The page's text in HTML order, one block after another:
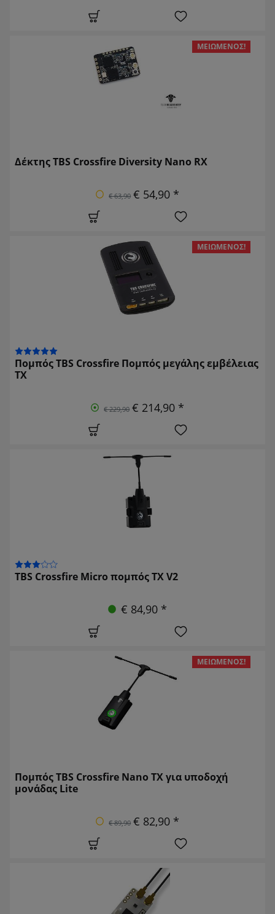
ΜΕΙΩΜΈΝΟΣ!
Δέκτης TBS Crossfire Diversity Nano RX
€ 63,90 € 54,90 *
ΜΕΙΩΜΈΝΟΣ!
Πομπός TBS Crossfire Πομπός μεγάλης εμβέλειας
TX
€ 229,90 € 214,90 *
TBS Crossfire Micro πομπός TX V2
€ 84,90 *
ΜΕΙΩΜΈΝΟΣ!
Πομπός TBS Crossfire Nano TX για υποδοχή
μονάδας Lite
€ 89,90 € 82,90 *